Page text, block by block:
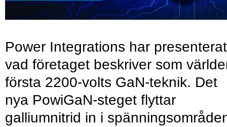
Power Integrations har presenterat
vad företaget beskriver som
första 2200-volts GaN-teknik. Det
nya PowiGaN-steget flyttar
galliumnitrid in i